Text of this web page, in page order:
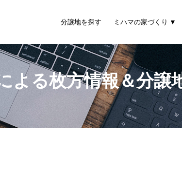
分譲地を探す ミハマの家づくり
よる枚方情報＆分譲